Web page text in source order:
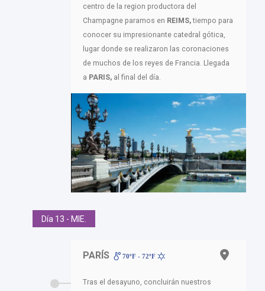
centro de la region productora del
Champagne paramos en REIMS,tiempo para
conocer su impresionante catedral gótica,
lugar donde se realizaron las coronaciones
de muchos de los reyes de Francia. Llegada
a PARIS, al final del día.
Día 13 - MIE.
PARÍS 70ºF - 72ºF
Tras el desayuno, concluirán nuestros